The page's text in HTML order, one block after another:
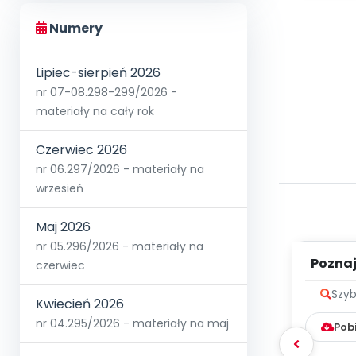
Numery
Lipiec-sierpień 2026
nr 07-08.298-299/2026 -
materiały na cały rok
Czerwiec 2026
nr 06.297/2026 - materiały na
wrzesień
Maj 2026
nr 05.296/2026 - materiały na
czerwiec
Kwiecień 2026
nr 04.295/2026 - materiały na maj